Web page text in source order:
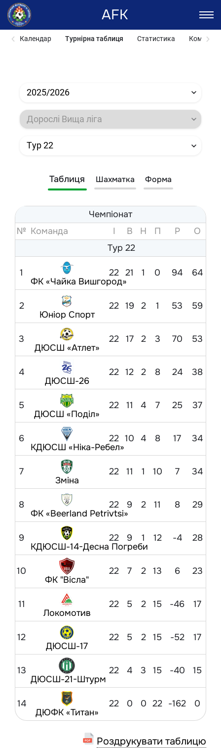
AFK
Календар Турнірна таблиця Статистика Команди
2025/2026
Дорослі Вища ліга
Тур 22
Таблиця Шахматка Форма
Чемпіонат
№ Команда I В Н П Р
O
Тур 22
1
ФК «Чайка Вишгород»
22 21 1 0 94 64
2
Юніор Спорт
22 19 2 1 53 59
3
ДЮСШ «Атлет»
22 17 2 3 70 53
4
ДЮСШ-26
22 12 2 8 24 38
5
ДЮСШ «Поділ»
22 11 4 7 25 37
6
КДЮСШ «Ніка-Ребел»
22 10 4 8 17 34
7
Зміна
22 11 1 10 7 34
8
ФК «Beerland Petrivtsi»
22 9 2 11 8 29
9
КДЮСШ-14-Десна Погреби
22 9 1 12 -4 28
10
ФК "Вісла"
22 7 2 13 6 23
11
Локомотив
22 5 2 15 -46 17
12
ДЮСШ-17
22 5 2 15 -52 17
13
ДЮСШ-21-Штурм
22 4 3 15 -40 15
14
ДЮФК «Титан»
22 0 0 22 -162 0
Роздрукувати таблицю